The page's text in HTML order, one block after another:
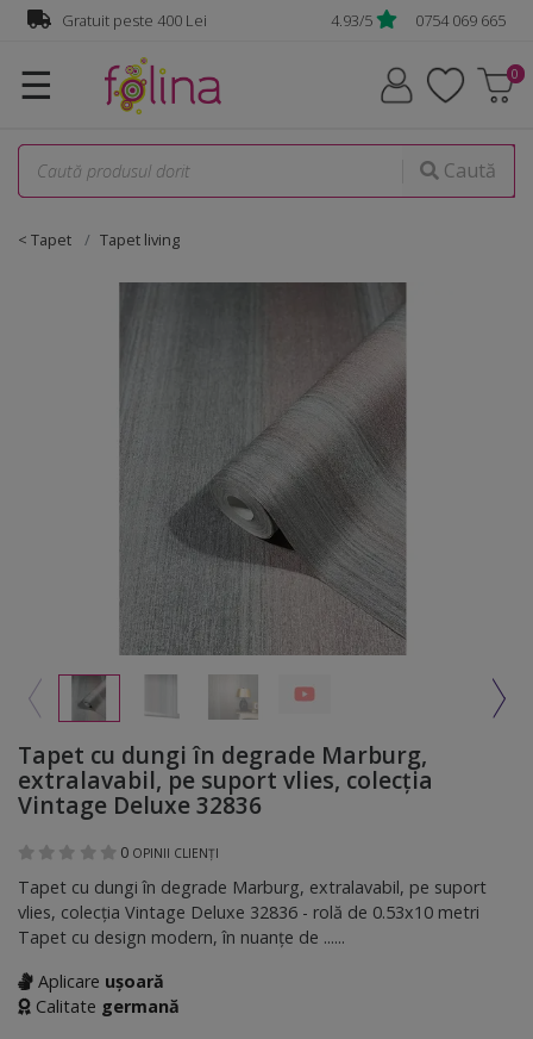
Gratuit peste 400 Lei 4.93/5 0754 069 665
☰
Caută
< Tapet Tapet living
Tapet cu dungi în degrade Marburg,
extralavabil, pe suport vlies, colecţia
Vintage Deluxe 32836
0 OPINII CLIENȚI
Tapet cu dungi în degrade Marburg, extralavabil, pe suport
vlies, colecţia Vintage Deluxe 32836 - rolă de 0.53x10 metri
Tapet cu design modern, în nuanţe de ......
Aplicare ușoară
Calitate germană